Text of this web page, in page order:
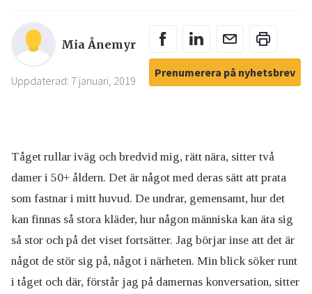
Mia Ånemyr
Uppdaterad: 7 januari, 2019
Prenumerera på nyhetsbrev
Tåget rullar iväg och bredvid mig, rätt nära, sitter två
damer i 50+ åldern. Det är något med deras sätt att prata
som fastnar i mitt huvud. De undrar, gemensamt, hur det
kan finnas så stora kläder, hur någon människa kan äta sig
så stor och på det viset fortsätter. Jag börjar inse att det är
något de stör sig på, något i närheten. Min blick söker runt
i tåget och där, förstår jag på damernas konversation, sitter